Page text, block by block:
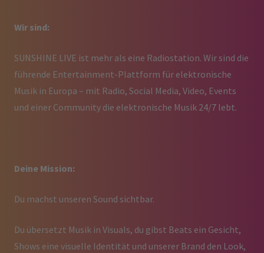
Wir sind:
SUNSHINE LIVE ist mehr als eine Radiostation. Wir sind die
führende Entertainment-Plattform für elektronische
Musik in Europa – mit Radio, Social Media, Video, Events
und einer Community die elektronische Musik 24/7 lebt.
Deine Mission:
Du machst unseren Sound sichtbar.
Du übersetzt Musik in Visuals, du gibst Beats ein Gesicht,
Shows eine visuelle Identität und unserer Brand den Look,